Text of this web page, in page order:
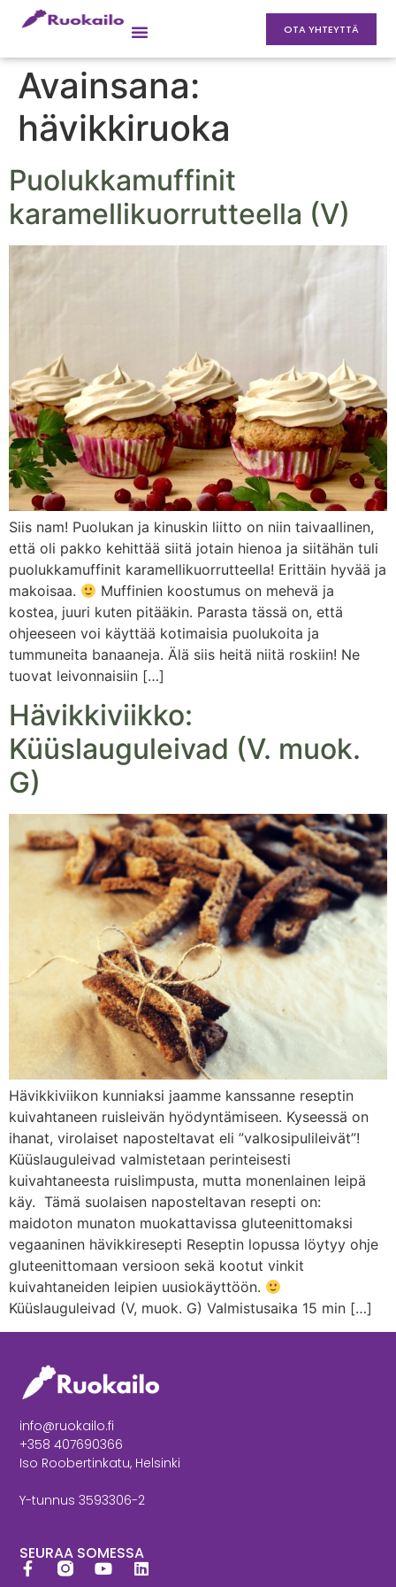
OTA YHTEYTTÄ
Avainsana:
hävikkiruoka
Puolukkamuffinit
karamellikuorrutteella (V)
Siis nam! Puolukan ja kinuskin liitto on niin taivaallinen,
että oli pakko kehittää siitä jotain hienoa ja siitähän tuli
puolukkamuffinit karamellikuorrutteella! Erittäin hyvää ja
makoisaa.
Muffinien koostumus on mehevä ja
kostea, juuri kuten pitääkin. Parasta tässä on, että
ohjeeseen voi käyttää kotimaisia puolukoita ja
tummuneita banaaneja. Älä siis heitä niitä roskiin! Ne
tuovat leivonnaisiin […]
Hävikkiviikko:
Küüslauguleivad (V. muok.
G)
Hävikkiviikon kunniaksi jaamme kanssanne reseptin
kuivahtaneen ruisleivän hyödyntämiseen. Kyseessä on
ihanat, virolaiset naposteltavat eli ”valkosipulileivät”!
Küüslauguleivad valmistetaan perinteisesti
kuivahtaneesta ruislimpusta, mutta monenlainen leipä
käy. Tämä suolaisen naposteltavan resepti on:
maidoton munaton muokattavissa gluteenittomaksi
vegaaninen hävikkiresepti Reseptin lopussa löytyy ohje
gluteenittomaan versioon sekä kootut vinkit
kuivahtaneiden leipien uusiokäyttöön.
Küüslauguleivad (V, muok. G) Valmistusaika 15 min […]
info@ruokailo.fi
+358 407690366
Iso Roobertinkatu, Helsinki
Y-tunnus 3593306-2
SEURAA SOMESSA